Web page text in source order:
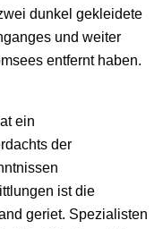
dunkel gekleidete
und weiter
entfernt haben.
ein
der
ist die
geriet. Spezialisten